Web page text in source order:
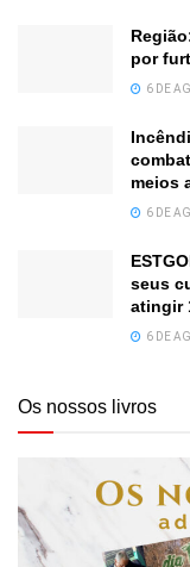
por
6 DE
meios
6 DE
seus
atingir
6 DE
Os nossos livros